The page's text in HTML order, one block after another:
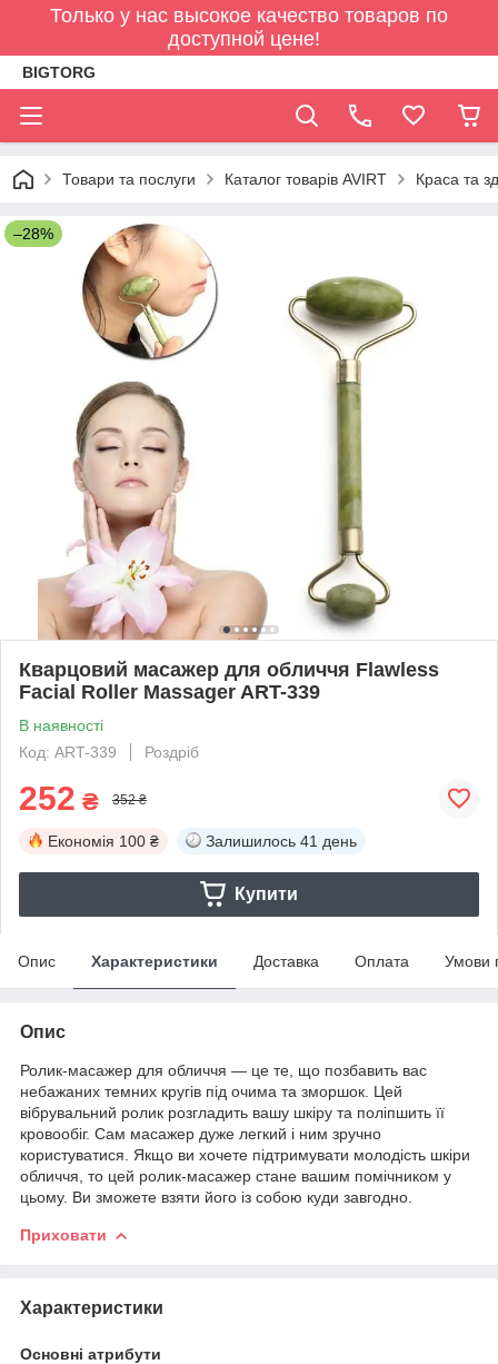
Только у нас высокое качество товаров по
доступной цене!
BIGTORG
Товари та послуги Каталог товарів AVIRT Краса та
–28%
Кварцовий масажер для обличчя Flawless
Facial Roller Massager ART-339
В наявності
Код: ART-339
Роздріб
252 ₴ 352 ₴
Економія 100 ₴ Залишилось 41 день
Купити
Опис Характеристики Доставка Оплата Умови
Опис
Ролик-масажер для обличчя — це те, що позбавить вас
небажаних темних кругів під очима та зморшок. Цей
вібрувальний ролик розгладить вашу шкіру та поліпшить її
кровообіг. Сам масажер дуже легкий і ним зручно
користуватися. Якщо ви хочете підтримувати молодість шкіри
обличчя, то цей ролик-масажер стане вашим помічником у
цьому. Ви зможете взяти його із собою куди завгодно.
Приховати
Характеристики
Основні атрибути